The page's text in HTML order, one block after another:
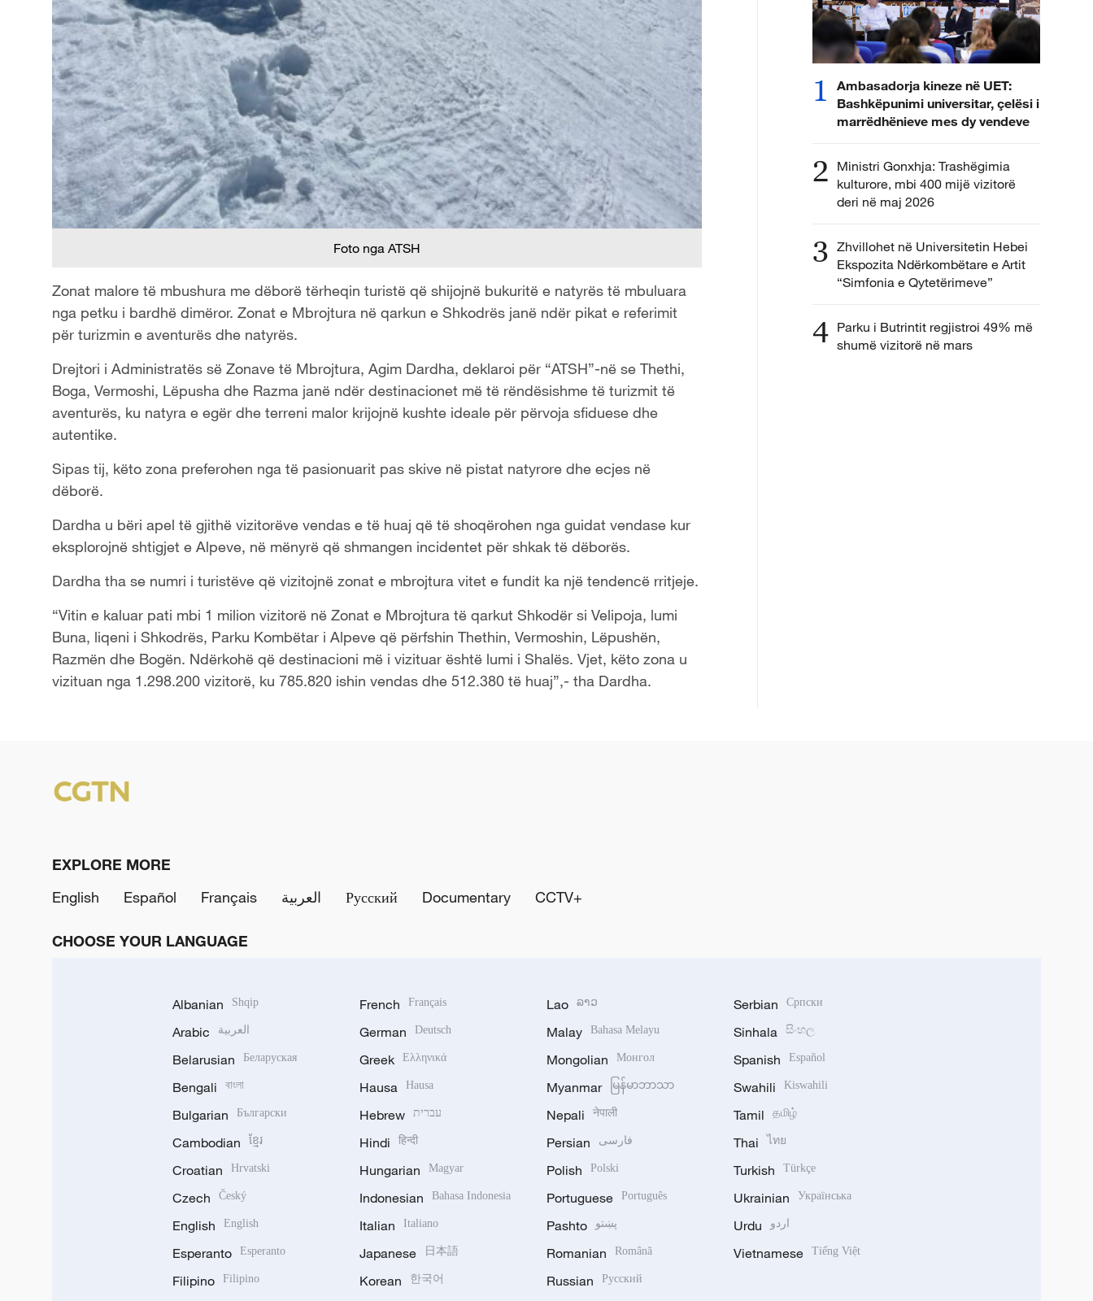
Foto nga ATSH
Zonat malore të mbushura me dëborë tërheqin turistë që shijojnë bukuritë e natyrës të mbuluara
nga petku i bardhë dimëror. Zonat e Mbrojtura në qarkun e Shkodrës janë ndër pikat e referimit
për turizmin e aventurës dhe natyrës.
Drejtori i Administratës së Zonave të Mbrojtura, Agim Dardha, deklaroi për “ATSH”-në se Thethi,
Boga, Vermoshi, Lëpusha dhe Razma janë ndër destinacionet më të rëndësishme të turizmit të
aventurës, ku natyra e egër dhe terreni malor krijojnë kushte ideale për përvoja sfiduese dhe
autentike.
Sipas tij, këto zona preferohen nga të pasionuarit pas skive në pistat natyrore dhe ecjes në
dëborë.
Dardha u bëri apel të gjithë vizitorëve vendas e të huaj që të shoqërohen nga guidat vendase kur
eksplorojnë shtigjet e Alpeve, në mënyrë që shmangen incidentet për shkak të dëborës.
Dardha tha se numri i turistëve që vizitojnë zonat e mbrojtura vitet e fundit ka një tendencë rritjeje.
“Vitin e kaluar pati mbi 1 milion vizitorë në Zonat e Mbrojtura të qarkut Shkodër si Velipoja, lumi
Buna, liqeni i Shkodrës, Parku Kombëtar i Alpeve që përfshin Thethin, Vermoshin, Lëpushën,
Razmën dhe Bogën. Ndërkohë që destinacioni më i vizituar është lumi i Shalës. Vjet, këto zona u
vizituan nga 1.298.200 vizitorë, ku 785.820 ishin vendas dhe 512.380 të huaj”,- tha Dardha.
1
Ambasadorja kineze në UET:
Bashkëpunimi universitar, çelësi i
marrëdhënieve mes dy vendeve
2 Ministri Gonxhja: Trashëgimia
kulturore, mbi 400 mijë vizitorë
deri në maj 2026
3 Zhvillohet në Universitetin Hebei
Ekspozita Ndërkombëtare e Artit
“Simfonia e Qytetërimeve”
4 Parku i Butrintit regjistroi 49% më
shumë vizitorë në mars
EXPLORE MORE
English
Español Français العربية Русский Documentary CCTV+
CHOOSE YOUR LANGUAGE
Albanian Shqip
Arabic العربية
Belarusian Беларуская
Bengali বাংলা
Bulgarian Български
Cambodian ខ្មែរ
Croatian Hrvatski
Czech Český
English English
Esperanto Esperanto
Filipino Filipino
French Français
German Deutsch
Greek Ελληνικά
Hausa Hausa
Hebrew עברית
Hindi हिन्दी
Hungarian Magyar
Indonesian Bahasa Indonesia
Italian Italiano
Japanese 日本語
Korean 한국어
Lao ລາວ
Malay Bahasa Melayu
Mongolian Монгол
Myanmar မြန်မာဘာသာ
Nepali नेपाली
Persian فارسی
Polish Polski
Portuguese Português
Pashto پښتو
Romanian Română
Russian Русский
Serbian Српски
Sinhala සිංහල
Spanish Español
Swahili Kiswahili
Tamil தமிழ்
Thai ไทย
Turkish Türkçe
Ukrainian Українська
Urdu اردو
Vietnamese Tiếng Việt